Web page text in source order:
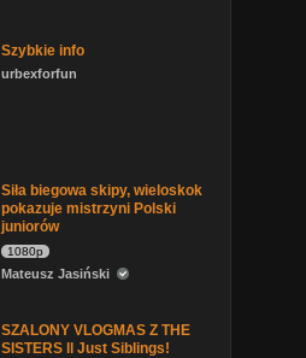
Szybkie info
urbexforfun
Siła biegowa skipy, wieloskok
pokazuje mistrzyni Polski
juniorów
1080p
Mateusz Jasiński
SZALONY VLOGMAS Z THE
SISTERS ll Just Siblings!